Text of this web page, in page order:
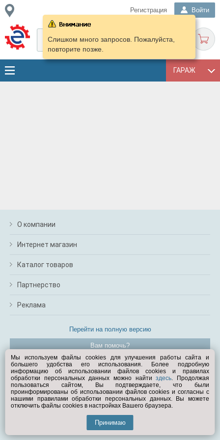
Регистрация Войти
ГАРАЖ
Слишком много запросов. Пожалуйста,
повторите позже.
О компании
Интернет магазин
Каталог товаров
Партнерство
Реклама
Перейти на полную версию
Вам помочь?
© Exist.ru 1998—2026
Мы используем файлы cookies для улучшения работы сайта и
большего удобства его использования. Более подробную
информацию об использовании файлов cookies и правилах
обработки персональных данных можно найтиздесь. Продолжая
пользоваться сайтом, Вы подтверждаете, что были
проинформированы об использовании файлов cookies и согласны с
нашими правилами обработки персональных данных. Вы можете
отключить файлы cookies в настройках Вашего браузера.
Принимаю